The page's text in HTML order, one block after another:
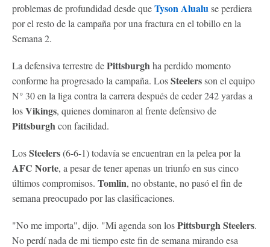
problemas de profundidad desde queTyson Alualuse perdiera
por el resto de la campaña por una fractura en el tobillo en la
Semana 2.
La defensiva terrestre dePittsburghha perdido momento
conforme ha progresado la campaña. LosSteelersson el equipo
N° 30 en la liga contra la carrera después de ceder 242 yardas a
losVikings, quienes dominaron al frente defensivo de
Pittsburghcon facilidad.
LosSteelers(6-6-1) todavía se encuentran en la pelea por la
AFC Norte, a pesar de tener apenas un triunfo en sus cinco
últimos compromisos. Tomlin, no obstante, no pasó el fin de
semana preocupado por las clasificaciones.
"No me importa", dijo. "Mi agenda son losPittsburgh Steelers.
No perdí nada de mi tiempo este fin de semana mirando esa